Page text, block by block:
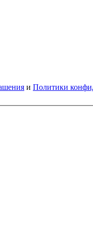
и Политики